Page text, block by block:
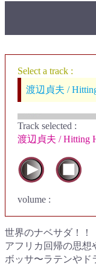
Select a track :
渡辺貞夫 /
Track selected :
渡辺貞夫 / Hitting
volume :
世界のナベサダ！！
アフリカ回帰の思想
ボッサ〜ラテンやド